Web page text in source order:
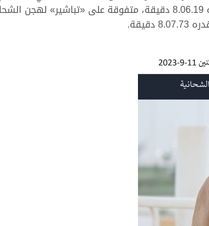
والإمتاع والفوز بأقوى نواميس الحيل، ناموس الشوط الأول الرئيسي للحيل مفتوح، بتوقيت زمني قدره 8.06.19 دقيقة، متفوقة على